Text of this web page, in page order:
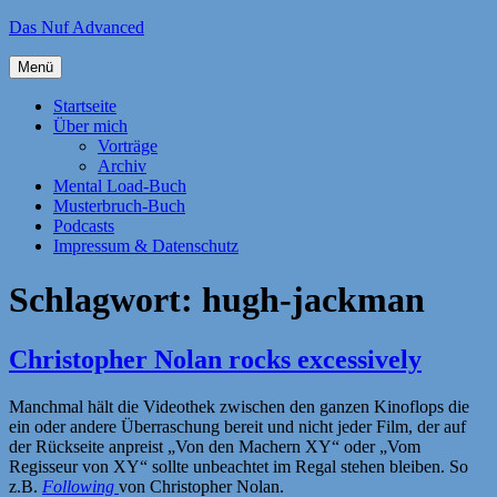
Zum
springen
Das Nuf Advanced
Menü
Startseite
Über mich
Vorträge
Archiv
Mental Load-Buch
Musterbruch-Buch
Podcasts
Impressum & Datenschutz
Schlagwort: hugh-jackman
Christopher Nolan rocks excessively
Manchmal hält die Videothek zwischen den ganzen Kinoflops die
ein oder andere Überraschung bereit und nicht jeder Film, der auf
der Rückseite anpreist „Von den Machern XY“ oder „Vom
Regisseur von XY“ sollte unbeachtet im Regal stehen bleiben. So
z.B. Following von Christopher Nolan.